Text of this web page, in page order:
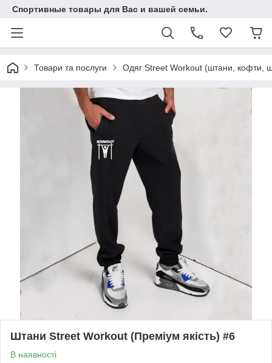
Спортивные товары для Вас и вашей семьи.
Товари та послуги Одяг Street Workout (штани, кофти,
Штани Street Workout (Преміум якість) #6
В наявності